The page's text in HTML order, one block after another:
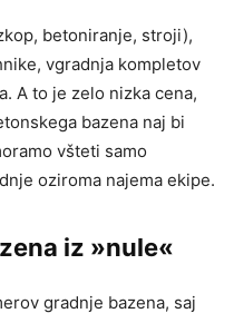
betoniranje, stroji),
vgradnja kompletov
A to je zelo nizka cena,
bazena naj bi
všteti samo
oziroma najema ekipe.
iz »nule«
gradnje bazena, saj